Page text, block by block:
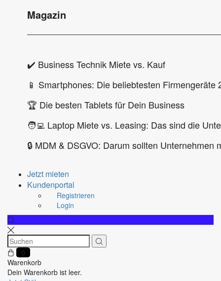
Magazin
✔️ Business Technik Miete vs. Kauf
📱 Smartphones: Die beliebtesten Firmengeräte
🏆 Die besten Tablets für Dein Business
🧑‍💻 Laptop Miete vs. Leasing: Das sind die
🔒 MDM & DSGVO: Darum sollten
Jetzt mieten
Kundenportal
Registrieren
Login
0
Warenkorb
Dein Warenkorb ist leer.